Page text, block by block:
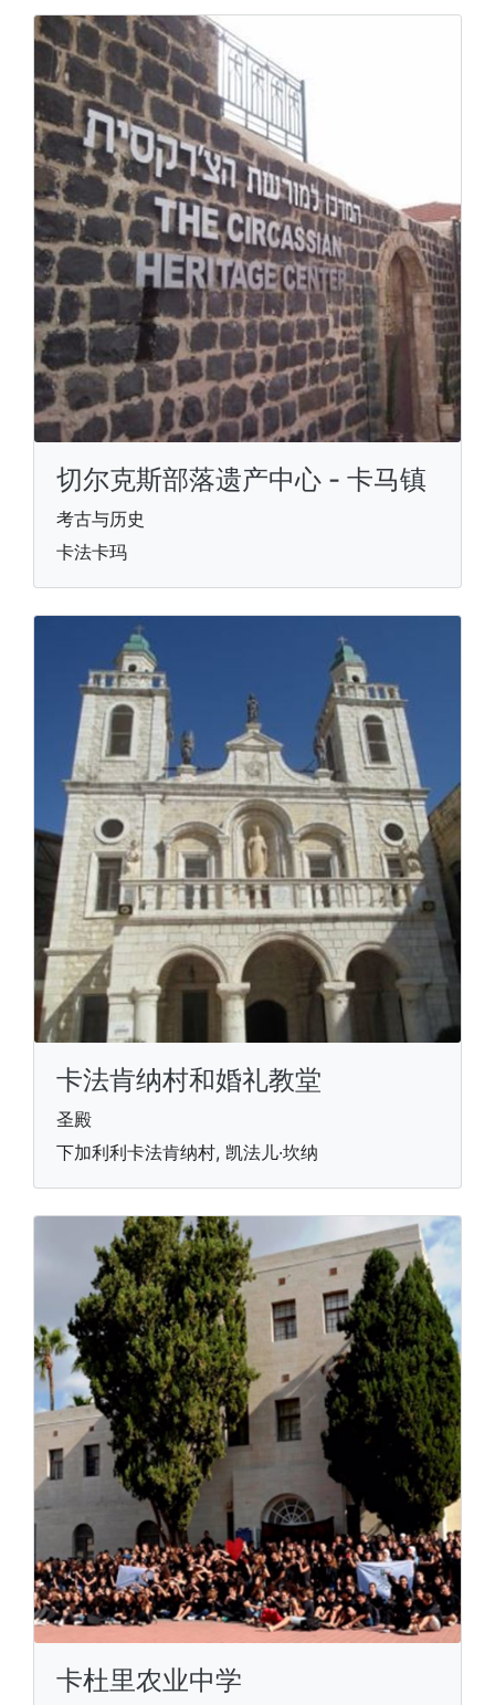
切尔克斯部落遗产中心 - 卡马镇
考古与历史
卡法卡玛
卡法肯纳村和婚礼教堂
圣殿
下加利利卡法肯纳村, 凯法儿·坎纳
卡杜里农业中学